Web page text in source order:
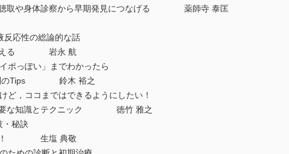
聴取や身体診察から早期発見につなげる 薬師寺 泰匡
反応性の総論的な話
考える 岩永 航
ポっぽい」までわかったら
別のTips 鈴木 裕之
，ココまではできるようにしたい！
要な知識とテクニック 徳竹 雅之
・秘訣
う！ 生塩 典敬